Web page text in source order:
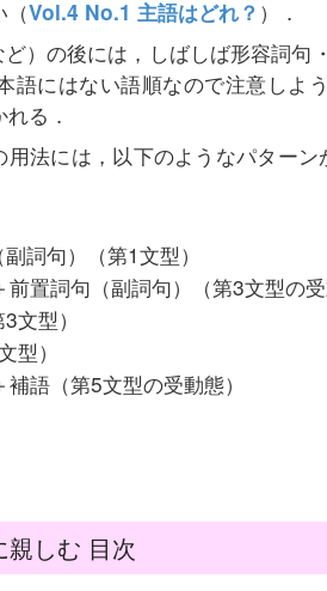
（Vol.4 No.1 主語はどれ？ ）．
）の後には，しばしば形容詞句
語にはない語順なので注意しよ
る．
法には，以下のようなパターン
詞句）（第1文型）
置詞句（副詞句）（第3文型の受
文型）
型）
語（第5文型の受動態）
しむ 目次